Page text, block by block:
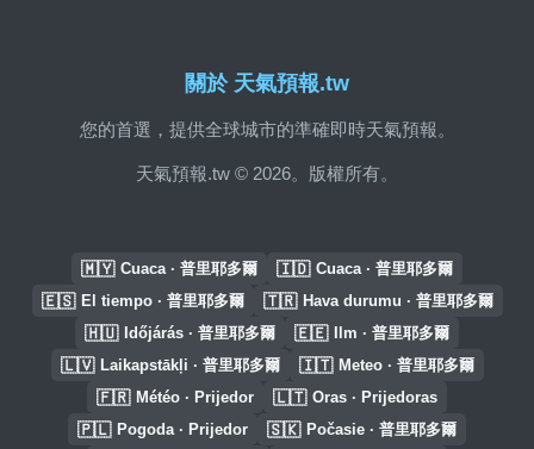
關於 天氣預報.tw
您的首選，提供全球城市的準確即時天氣預報。
天氣預報.tw © 2026。版權所有。
🇲🇾 Cuaca · 普里耶多爾 🇮🇩 Cuaca · 普里耶多爾
🇪🇸 El tiempo · 普里耶多爾 🇹🇷 Hava durumu · 普里耶多爾
🇭🇺 Időjárás · 普里耶多爾 🇪🇪 Ilm · 普里耶多爾
🇱🇻 Laikapstākļi · 普里耶多爾 🇮🇹 Meteo · 普里耶多爾
🇫🇷 Météo · Prijedor 🇱🇹 Oras · Prijedoras
🇵🇱 Pogoda · Prijedor 🇸🇰 Počasie · 普里耶多爾